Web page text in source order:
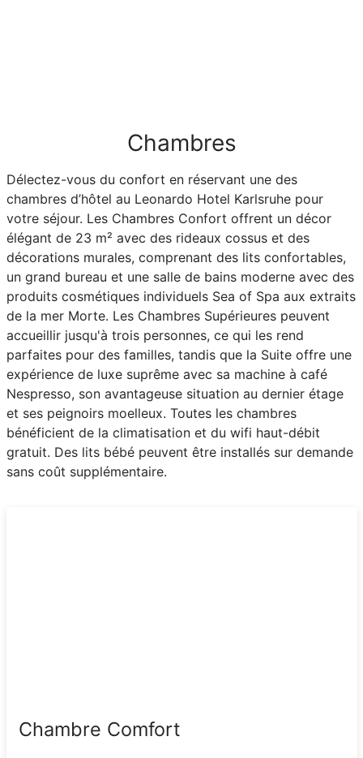
Chambres
Délectez-vous du confort en réservant une des
chambres d’hôtel au Leonardo Hotel Karlsruhe pour
votre séjour. Les Chambres Confort offrent un décor
élégant de 23 m² avec des rideaux cossus et des
décorations murales, comprenant des lits confortables,
un grand bureau et une salle de bains moderne avec des
produits cosmétiques individuels Sea of Spa aux extraits
de la mer Morte. Les Chambres Supérieures peuvent
accueillir jusqu'à trois personnes, ce qui les rend
parfaites pour des familles, tandis que la Suite offre une
expérience de luxe suprême avec sa machine à café
Nespresso, son avantageuse situation au dernier étage
et ses peignoirs moelleux. Toutes les chambres
bénéficient de la climatisation et du wifi haut-débit
gratuit. Des lits bébé peuvent être installés sur demande
sans coût supplémentaire.
Chambre Comfort